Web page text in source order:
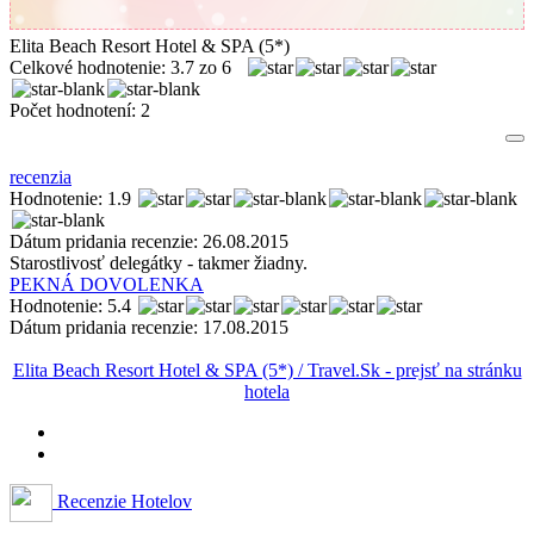
Elita Beach Resort Hotel & SPA (5*)
Celkové hodnotenie: 3.7 zo 6
Počet hodnotení: 2
recenzia
Hodnotenie: 1.9
Dátum pridania recenzie: 26.08.2015
Starostlivosť delegátky - takmer žiadny.
PEKNÁ DOVOLENKA
Hodnotenie: 5.4
Dátum pridania recenzie: 17.08.2015
Elita Beach Resort Hotel & SPA (5*) / Travel.Sk - prejsť na stránku
hotela
Recenzie Hotelov